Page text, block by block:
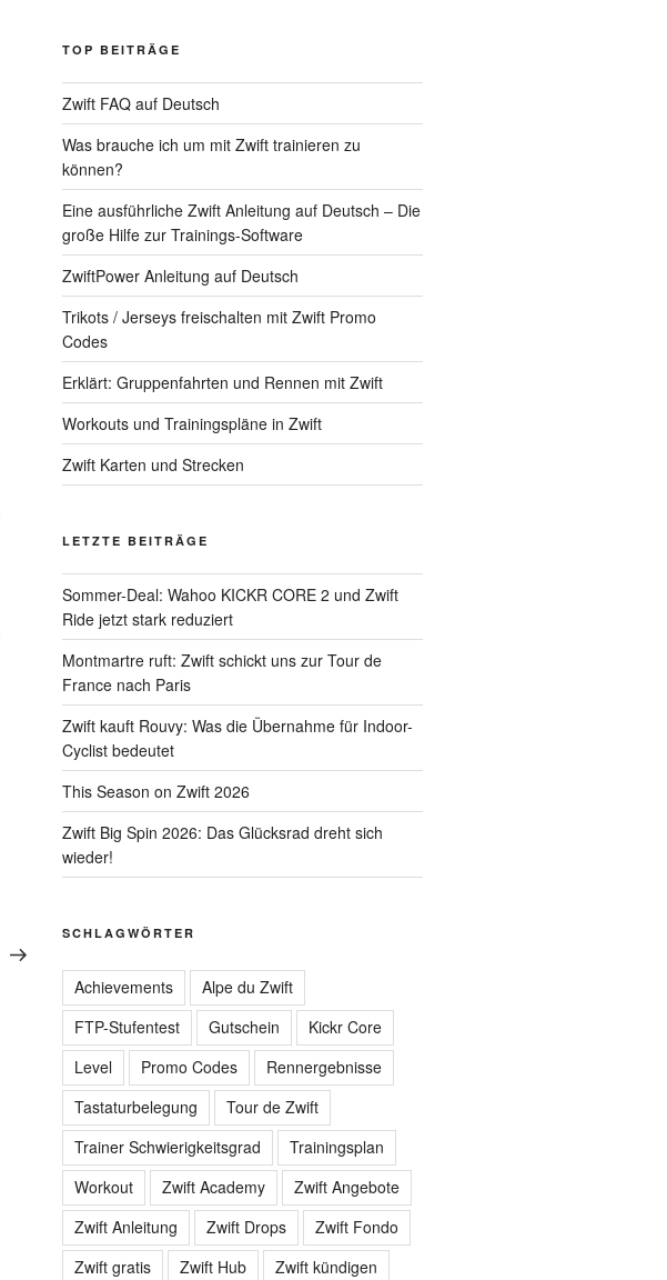
Nächster
Beitrag
TOP BEITRÄGE
Zwift FAQ auf Deutsch
Was brauche ich um mit Zwift trainieren zu
können?
Eine ausführliche Zwift Anleitung auf Deutsch – Die
große Hilfe zur Trainings-Software
ZwiftPower Anleitung auf Deutsch
Trikots / Jerseys freischalten mit Zwift Promo
Codes
Erklärt: Gruppenfahrten und Rennen mit Zwift
Workouts und Trainingspläne in Zwift
Zwift Karten und Strecken
LETZTE BEITRÄGE
Sommer-Deal: Wahoo KICKR CORE 2 und Zwift
Ride jetzt stark reduziert
Montmartre ruft: Zwift schickt uns zur Tour de
France nach Paris
Zwift kauft Rouvy: Was die Übernahme für Indoor-
Cyclist bedeutet
This Season on Zwift 2026
Zwift Big Spin 2026: Das Glücksrad dreht sich
wieder!
SCHLAGWÖRTER
Achievements
Alpe du Zwift
FTP-Stufentest
Gutschein
Kickr Core
Level
Promo Codes
Rennergebnisse
Tastaturbelegung
Tour de Zwift
Trainer Schwierigkeitsgrad
Trainingsplan
Workout
Zwift Academy
Zwift Angebote
Zwift Anleitung
Zwift Drops
Zwift Fondo
Zwift gratis
Zwift Hub
Zwift kündigen